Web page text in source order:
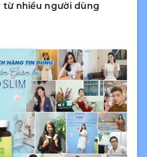
từ nhiều người dùng